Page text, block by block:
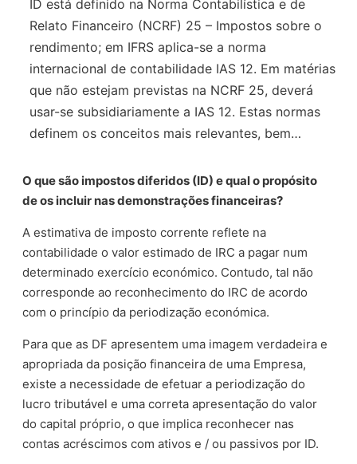
ID está definido na Norma Contabilística e de
Relato Financeiro (NCRF) 25 – Impostos sobre o
rendimento; em IFRS aplica-se a norma
internacional de contabilidade IAS 12. Em matérias
que não estejam previstas na NCRF 25, deverá
usar-se subsidiariamente a IAS 12. Estas normas
definem os conceitos mais relevantes, bem…
O que são impostos diferidos (ID) e qual o propósito
de os incluir nas demonstrações financeiras?
A estimativa de imposto corrente reflete na
contabilidade o valor estimado de IRC a pagar num
determinado exercício económico. Contudo, tal não
corresponde ao reconhecimento do IRC de acordo
com o princípio da periodização económica.
Para que as DF apresentem uma imagem verdadeira e
apropriada da posição financeira de uma Empresa,
existe a necessidade de efetuar a periodização do
lucro tributável e uma correta apresentação do valor
do capital próprio, o que implica reconhecer nas
contas acréscimos com ativos e / ou passivos por ID.